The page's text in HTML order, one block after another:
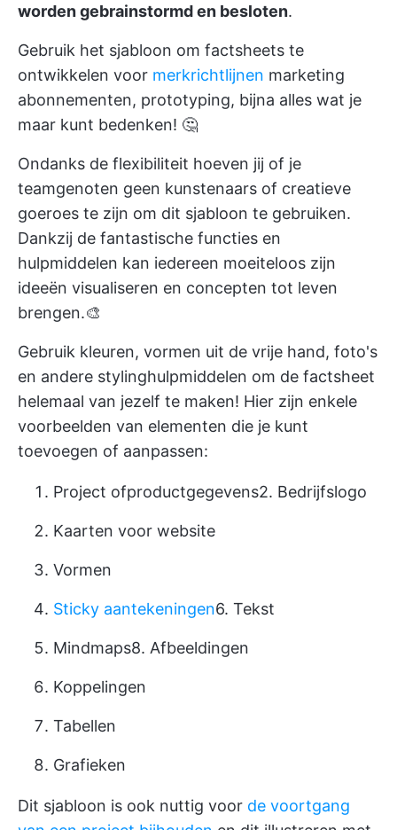
worden gebrainstormd en besloten.
Gebruik het sjabloon om factsheets te
ontwikkelen voor merkrichtlijnen marketing
abonnementen, prototyping, bijna alles wat je
maar kunt bedenken! 🤔
Ondanks de flexibiliteit hoeven jij of je
teamgenoten geen kunstenaars of creatieve
goeroes te zijn om dit sjabloon te gebruiken.
Dankzij de fantastische functies en
hulpmiddelen kan iedereen moeiteloos zijn
ideeën visualiseren en concepten tot leven
brengen.🎨
Gebruik kleuren, vormen uit de vrije hand, foto's
en andere stylinghulpmiddelen om de factsheet
helemaal van jezelf te maken! Hier zijn enkele
voorbeelden van elementen die je kunt
toevoegen of aanpassen:
Project ofproductgegevens2. Bedrijfslogo
Kaarten voor website
Vormen
Sticky aantekeningen6. Tekst
Mindmaps8. Afbeeldingen
Koppelingen
Tabellen
Grafieken
Dit sjabloon is ook nuttig voor de voortgang